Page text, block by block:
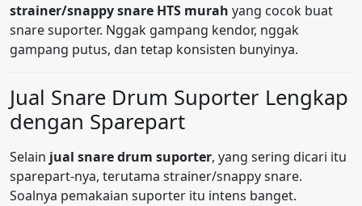
strainer/snappy snare HTS murah yang cocok buat
snare suporter. Nggak gampang kendor, nggak
gampang putus, dan tetap konsisten bunyinya.
Jual Snare Drum Suporter Lengkap
dengan Sparepart
Selain jual snare drum suporter, yang sering dicari itu
sparepart-nya, terutama strainer/snappy snare.
Soalnya pemakaian suporter itu intens banget.